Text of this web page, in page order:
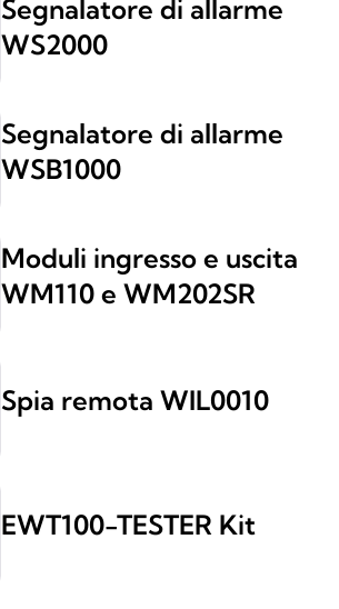
Segnalatore di allarme
WS2000
Segnalatore di allarme
WSB1000
Moduli ingresso e uscita
WM110 e WM202SR
Spia remota WIL0010
EWT100-TESTER Kit